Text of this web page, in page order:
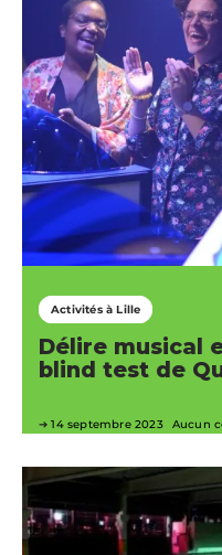
Activités à Lille
Délire musical
blind test de
14 septembre 2023 Aucun